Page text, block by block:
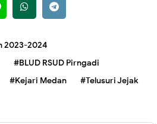
2023-2024
#BLUD RSUD Pirngadi
#Kejari Medan #Telusuri Jejak